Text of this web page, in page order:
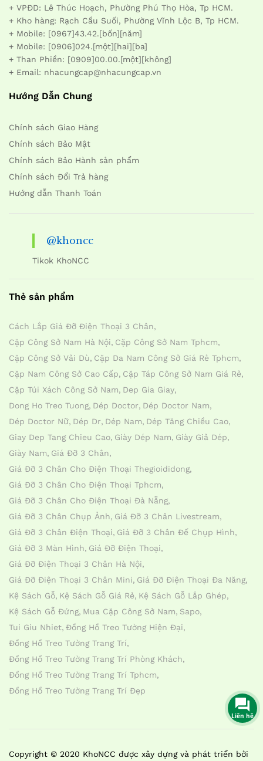
+ VPĐD: Lê Thúc Hoạch, Phường Phú Thọ Hòa, Tp HCM.
+ Kho hàng: Rạch Cầu Suối, Phường Vĩnh Lộc B, Tp HCM.
+ Mobile: [0967]43.42.[bốn][năm]
+ Mobile: [0906]024.[một][hai][ba]
+ Than Phiền: [0909]00.00.[một][không]
+ Email: nhacungcap@nhacungcap.vn
Hướng Dẫn Chung
Chính sách Giao Hàng
Chính sách Bảo Mật
Chính sách Bảo Hành sản phẩm
Chính sách Đổi Trả hàng
Hướng dẫn Thanh Toán
@khoncc
Tikok KhoNCC
Thẻ sản phẩm
Cách Lắp Giá Đỡ Điện Thoại 3 Chân
Cặp Công Sở Nam Hà Nội Cặp Công Sở Nam Tphcm
Cặp Công Sở Vải Dù Cặp Da Nam Công Sở Giá Rẻ Tphcm
Cặp Nam Công Sở Cao Cấp Cặp Táp Công Sở Nam Giá Rẻ
Cặp Túi Xách Công Sở Nam Dep Gia Giay
Dong Ho Treo Tuong Dép Doctor Dép Doctor Nam
Dép Doctor Nữ Dép Dr Dép Nam Dép Tăng Chiều Cao
Giay Dep Tang Chieu Cao Giày Dép Nam Giày Giả Dép
Giày Nam Giá Đỡ 3 Chân
Giá Đỡ 3 Chân Cho Điện Thoại Thegioididong
Giá Đỡ 3 Chân Cho Điện Thoại Tphcm
Giá Đỡ 3 Chân Cho Điện Thoại Đà Nẵng
Giá Đỡ 3 Chân Chụp Ảnh Giá Đỡ 3 Chân Livestream
Giá Đỡ 3 Chân Điện Thoại Giá Đỡ 3 Chân Đế Chụp Hình
Giá Đỡ 3 Màn Hình Giá Đỡ Điện Thoại
Giá Đỡ Điện Thoại 3 Chân Hà Nội
Giá Đỡ Điện Thoại 3 Chân Mini Giá Đỡ Điện Thoại Đa Năng
Kệ Sách Gỗ Kệ Sách Gỗ Giá Rẻ Kệ Sách Gỗ Lắp Ghép
Kệ Sách Gỗ Đứng Mua Cặp Công Sở Nam Sapo
Tui Giu Nhiet Đồng Hồ Treo Tường Hiện Đại
Đồng Hồ Treo Tường Trang Trí
Đồng Hồ Treo Tường Trang Trí Phòng Khách
Đồng Hồ Treo Tường Trang Trí Tphcm
Đồng Hồ Treo Tường Trang Trí Đẹp
Copyright © 2020 KhoNCC được xây dựng và phát triển bởi
Liên hệ